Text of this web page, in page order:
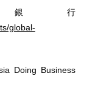
行
global-
Doing Business